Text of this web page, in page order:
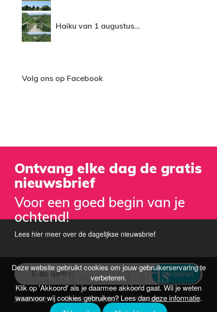
Haiku van 1 augustus...
Volg ons op Facebook
Ontvang elke dag de gratis
nieuwsbrief
Voor een goed begin van je
ochtend!
Lees hier meer over de dagelijkse nieuwsbrief
Versturen
Disclaimer Over J. Schafraad Contact
Deze website gebruikt cookies om jouw gebruikerservaring te
verbeteren.
Klik op 'Akkoord' als je daarmee akkoord gaat. Wil je weten
waarvoor wij cookies gebruiken? Lees dandeze informatie.